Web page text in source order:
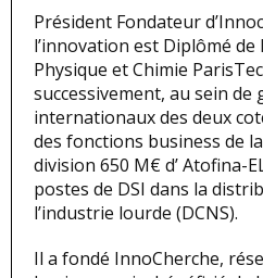
Président Fondateur
l’innovation est Diplômé de
Physique et Chimie
successivement, au sein
internationaux des deux
des fonctions business de
division 650 M€ d’ Atofina-
postes de DSI dans la
l’industrie lourde (DCNS).
Il a fondé InnoCherche,